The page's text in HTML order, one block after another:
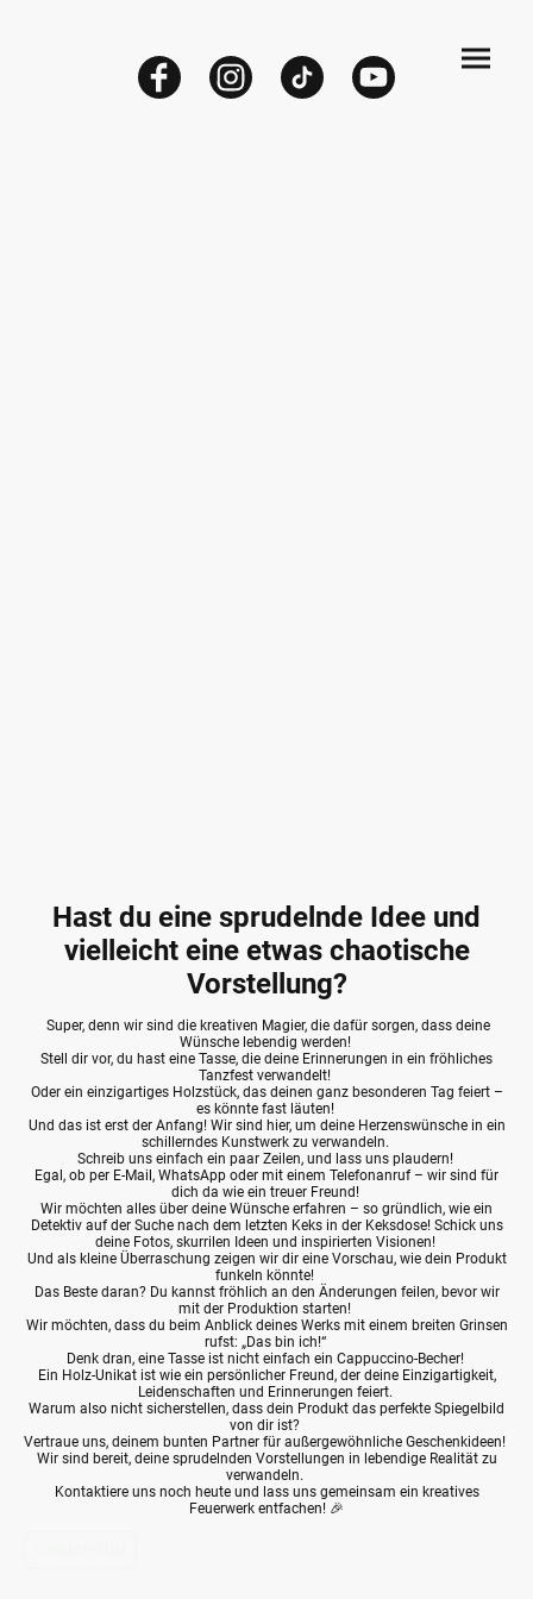
Hast du eine sprudelnde Idee und
vielleicht eine etwas chaotische
Vorstellung?
Super, denn wir sind die kreativen Magier, die dafür sorgen, dass deine
Wünsche lebendig werden!
Stell dir vor, du hast eine Tasse, die deine Erinnerungen in ein fröhliches
Tanzfest verwandelt!
Oder ein einzigartiges Holzstück, das deinen ganz besonderen Tag feiert –
es könnte fast läuten!
Und das ist erst der Anfang! Wir sind hier, um deine Herzenswünsche in ein
schillerndes Kunstwerk zu verwandeln.
Schreib uns einfach ein paar Zeilen, und lass uns plaudern!
Egal, ob per E-Mail, WhatsApp oder mit einem Telefonanruf – wir sind für
dich da wie ein treuer Freund!
Wir möchten alles über deine Wünsche erfahren – so gründlich, wie ein
Detektiv auf der Suche nach dem letzten Keks in der Keksdose! Schick uns
deine Fotos, skurrilen Ideen und inspirierten Visionen!
Und als kleine Überraschung zeigen wir dir eine Vorschau, wie dein Produkt
funkeln könnte!
Das Beste daran? Du kannst fröhlich an den Änderungen feilen, bevor wir
mit der Produktion starten!
Wir möchten, dass du beim Anblick deines Werks mit einem breiten Grinsen
rufst: „Das bin ich!“
Denk dran, eine Tasse ist nicht einfach ein Cappuccino-Becher!
Ein Holz-Unikat ist wie ein persönlicher Freund, der deine Einzigartigkeit,
Leidenschaften und Erinnerungen feiert.
Warum also nicht sicherstellen, dass dein Produkt das perfekte Spiegelbild
von dir ist?
Vertraue uns, deinem bunten Partner für außergewöhnliche Geschenkideen!
Wir sind bereit, deine sprudelnden Vorstellungen in lebendige Realität zu
verwandeln.
Kontaktiere uns noch heute und lass uns gemeinsam ein kreatives
Feuerwerk entfachen! 🎉